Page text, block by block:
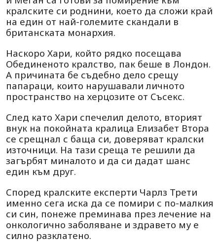
кралските си роднини, което да сложи край
на един от най-големите скандали в
британската монархия.
Наскоро Хари, който рядко посещава
Обединеното кралство, пак беше в Лондон.
А причината бе съдебно дело срещу
папараци, които нарушавали личното
пространство на херцозите от Съсекс.
След като Хари спечелил делото, вторият
внук на покойната кралица Елизабет Втора
се срещнал с баща си, доверяват кралски
източници. На тази среща те решили да
загърбят миналото и да си дадат шанс
един към друг.
Според кралските експерти Чарлз Трети
именно сега иска да се помири с по-малкия
си син, понеже преминава през лечение на
онкологично заболяване и здравето му е
силно разклатено.